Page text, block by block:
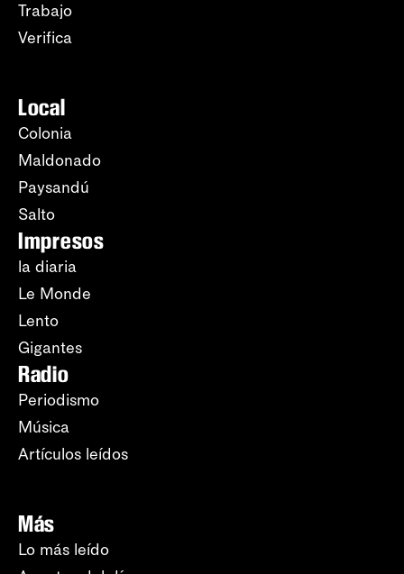
Trabajo
Verifica
Local
Colonia
Maldonado
Paysandú
Salto
Impresos
la diaria
Le Monde
Lento
Gigantes
Radio
Periodismo
Música
Artículos leídos
Más
Lo más leído